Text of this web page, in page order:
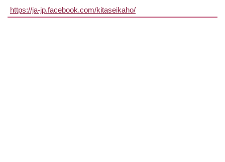
https://ja-jp.facebook.com/kitaseikaho/